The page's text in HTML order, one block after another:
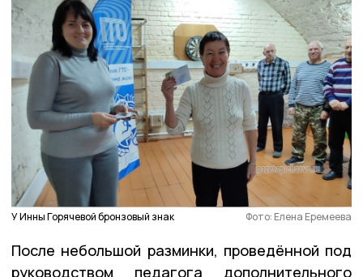
У Инны Горячевой бронзовый знак Фото: Елена Еремеева
После небольшой разминки, проведённой под
руководством педагога дополнительного